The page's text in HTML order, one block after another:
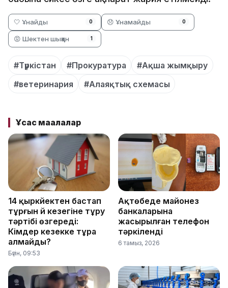
🤍 Ұнайды 0 😞 Ұнамайды 0
😡 Шектен шыққан 1
#Түркістан #Прокуратура
#Ақша жымқыру
#ветеринария
#Алаяқтық схемасы
Ұқсас мақалалар
14 қыркүйектен бастап
тұрғын үй кезегіне тұру
тәртібі өзгереді:
Кімдер кезекке тұра
алмайды?
Бүгін, 09:53
Ақтөбеде майонез
банкаларына
жасырылған телефон
тәркіленді
6 тамыз, 2026